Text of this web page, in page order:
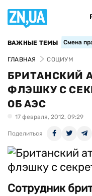
ВАЖНЫЕ ТЕМЫ Смена
ГЛАВНАЯ СОЦИУМ
БРИТАНСКИЙ
ФЛЭШКУ С
ОБ АЭС
17 февраля, 2012, 09:29
Поделиться
Сотрудник